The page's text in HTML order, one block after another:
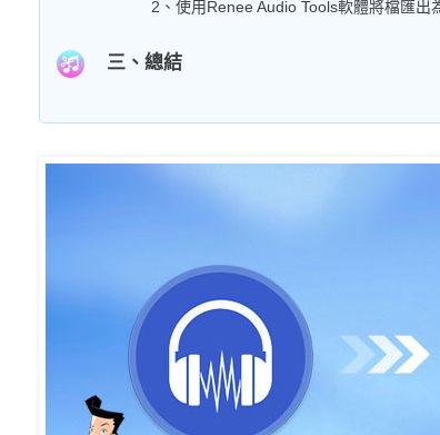
2、使用Renee Audio Tools軟體將檔匯出
三、總結